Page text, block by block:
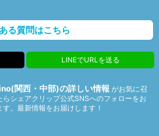
る質問はこちら
LINEでURLを送る
関西・中部)の詳しい情報 がお気に召
らシェアクリップ公式SNSへのフォローをお
す。最新情報をお届けします！